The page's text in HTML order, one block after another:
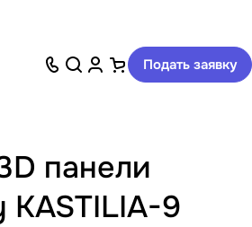
Подать заявку
панели
KASTILIA-9